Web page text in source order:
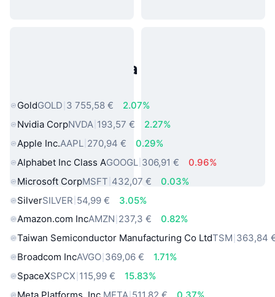
Populárne aktíva z reálneho
GoldGOLD 3 755,58 €
2.07%
Nvidia CorpNVDA 193,57 €
2.27%
Apple Inc.AAPL 270,94 €
0.29%
Alphabet Inc Class AGOOGL 306,91 €
0.96%
Microsoft CorpMSFT 432,07 €
0.03%
SilverSILVER 54,99 €
3.05%
Amazon.com IncAMZN 237,3 €
0.82%
Taiwan Semiconductor Manufacturing Co LtdTSM 363,84
Broadcom IncAVGO 369,06 €
1.71%
SpaceXSPCX 115,99 €
15.83%